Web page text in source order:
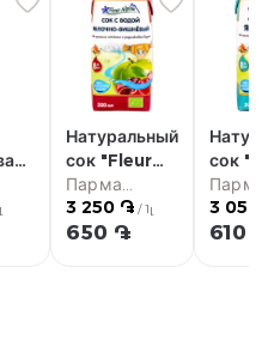
Натуральный
сок "Fleur
Alpine"
вишня
200мл
Парма
супермаркет
3 250 ֏ / 1լ
650 ֏
сок
вишня
Парма
3 050
610